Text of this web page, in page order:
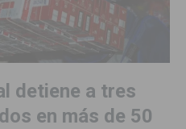
detiene a tres
en más de 50